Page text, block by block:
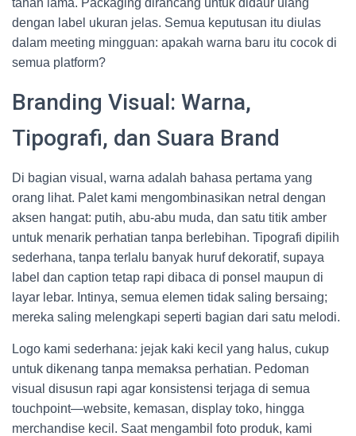
tahan lama. Packaging dirancang untuk didaur ulang
dengan label ukuran jelas. Semua keputusan itu diulas
dalam meeting mingguan: apakah warna baru itu cocok di
semua platform?
Branding Visual: Warna,
Tipografi, dan Suara Brand
Di bagian visual, warna adalah bahasa pertama yang
orang lihat. Palet kami mengombinasikan netral dengan
aksen hangat: putih, abu-abu muda, dan satu titik amber
untuk menarik perhatian tanpa berlebihan. Tipografi dipilih
sederhana, tanpa terlalu banyak huruf dekoratif, supaya
label dan caption tetap rapi dibaca di ponsel maupun di
layar lebar. Intinya, semua elemen tidak saling bersaing;
mereka saling melengkapi seperti bagian dari satu melodi.
Logo kami sederhana: jejak kaki kecil yang halus, cukup
untuk dikenang tanpa memaksa perhatian. Pedoman
visual disusun rapi agar konsistensi terjaga di semua
touchpoint—website, kemasan, display toko, hingga
merchandise kecil. Saat mengambil foto produk, kami